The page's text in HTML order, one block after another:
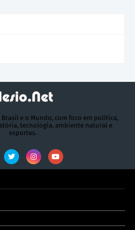
e o Mundo, com foco em política,
tecnologia, ambiente natural e
esportes.